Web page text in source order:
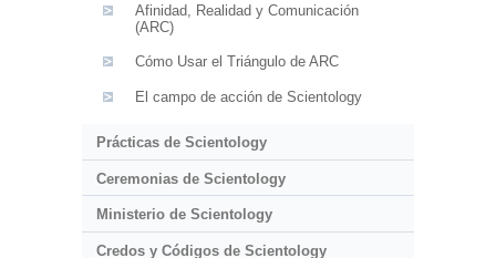
Afinidad, Realidad y Comunicación
(ARC)
Cómo Usar el Triángulo de ARC
El campo de acción de Scientology
Prácticas de Scientology
Ceremonias de Scientology
Ministerio de Scientology
Credos y Códigos de Scientology